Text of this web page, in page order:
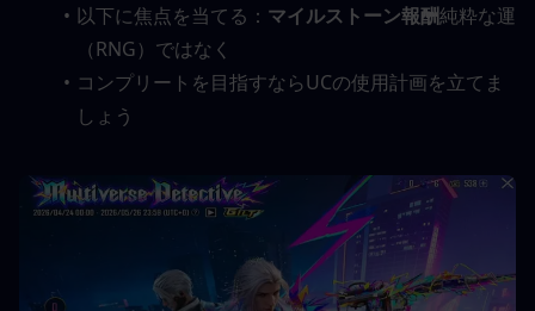
以下に焦点を当てる： マイルストーン報酬純粋な運
（RNG）ではなく
コンプリートを目指すならUCの使用計画を立てま
しょう